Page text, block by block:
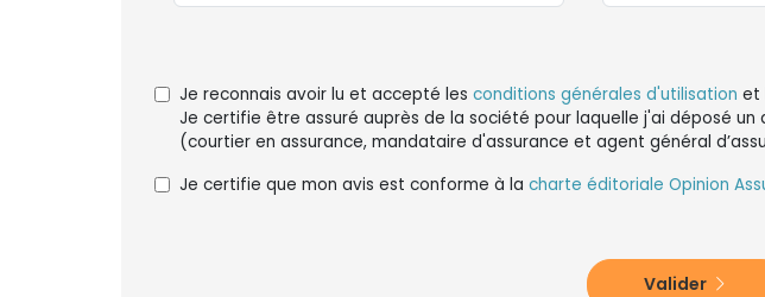
Je reconnais avoir lu et accepté les conditions générales d'utilisation et
Je certifie être assuré auprès de la société pour laquelle j'ai déposé
(courtier en assurance, mandataire d'assurance et agent général
Je certifie que mon avis est conforme à la charte éditoriale Opinion
Valider